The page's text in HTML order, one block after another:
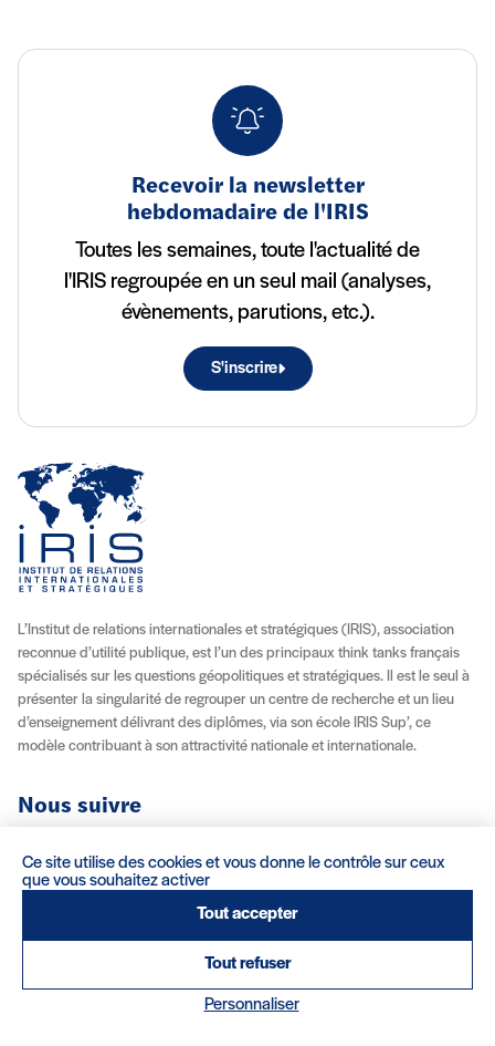
Recevoir la newsletter
hebdomadaire de l'IRIS
Toutes les semaines, toute l'actualité de
l'IRIS regroupée en un seul mail (analyses,
évènements, parutions, etc.).
S'inscrire
L’Institut de relations internationales et stratégiques (IRIS), association
reconnue d’utilité publique, est l’un des principaux think tanks français
spécialisés sur les questions géopolitiques et stratégiques. Il est le seul à
présenter la singularité de regrouper un centre de recherche et un lieu
d’enseignement délivrant des diplômes, via son école IRIS Sup’, ce
modèle contribuant à son attractivité nationale et internationale.
Nous suivre
YoutubeInstagramFacebookX (Twitter)
LinkedinFlux RSS
À propos
Recrutement Locations Contact
(nouvelle fenêtre)
Ce site utilise des cookies et vous donne le contrôle sur ceux
que vous souhaitez activer
Tout accepter
Tout refuser
Personnaliser